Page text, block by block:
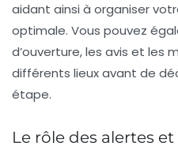
aidant ainsi à organiser
optimale. Vous pouvez
d’ouverture, les avis et les
différents lieux avant de
étape.
Le rôle des alertes